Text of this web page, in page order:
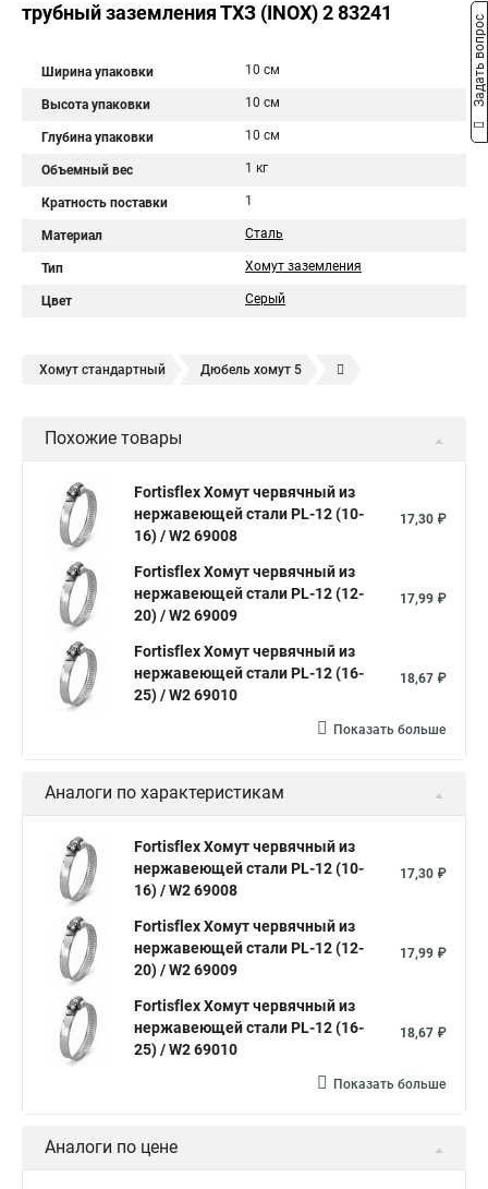
трубный заземления ТХЗ (INOX) 2 83241
Ширина упаковки 10 см
Высота упаковки 10 см
Глубина упаковки 10 см
Объемный вес 1 кг
Кратность поставки 1
Материал Сталь
Тип Хомут заземления
Цвет Серый
Хомут стандартный Дюбель хомут 5
Дюбель хомут для крепления Хомут для прокладки трубы
Хомут усиливающий Хомут 32 Хомут 2 Хомут 40
Хомут червячный
Хомут червячный мм
Хомуты для крепления трубопроводов
Хомут 2 мм Хомут 24137 80 Хомут 120
Хомут 6 мм
Хомут 24
Номера хомутов Хомут обжимной для труб
Хомут нейлоновый белый Хомут трубный 2 Хомут 500
Хомут червячный norma
Окпд 2 хомуты Хомут на 3д забор
Хомут нержавеющая сталь купить
Хомуты металлические для кабеля крепления
Хомут 20 цена
Хомуты на кислородные шланги
Похожие товары
Fortisflex Хомут червячный из
нержавеющей стали PL-12 (10-
16) / W2 69008
17,30 ₽
Fortisflex Хомут червячный из
нержавеющей стали PL-12 (12-
20) / W2 69009
17,99 ₽
Fortisflex Хомут червячный из
нержавеющей стали PL-12 (16-
25) / W2 69010
18,67 ₽
Показать больше
Аналоги по характеристикам
Fortisflex Хомут червячный из
нержавеющей стали PL-12 (10-
16) / W2 69008
17,30 ₽
Fortisflex Хомут червячный из
нержавеющей стали PL-12 (12-
20) / W2 69009
17,99 ₽
Fortisflex Хомут червячный из
нержавеющей стали PL-12 (16-
25) / W2 69010
18,67 ₽
Показать больше
Аналоги по цене
Задать вопрос